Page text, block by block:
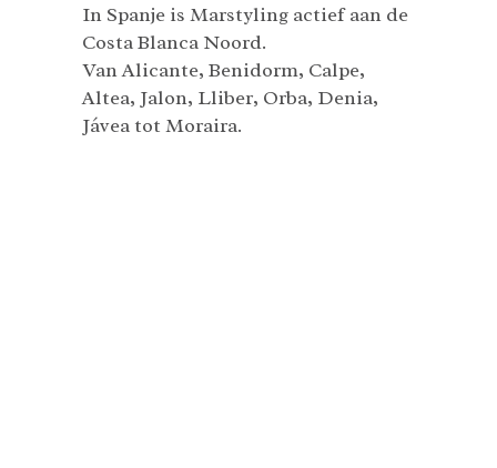
In Spanje is Marstyling actief aan de
Costa Blanca Noord.
Van Alicante, Benidorm, Calpe,
Altea, Jalon, Lliber, Orba, Denia,
Jávea tot Moraira.